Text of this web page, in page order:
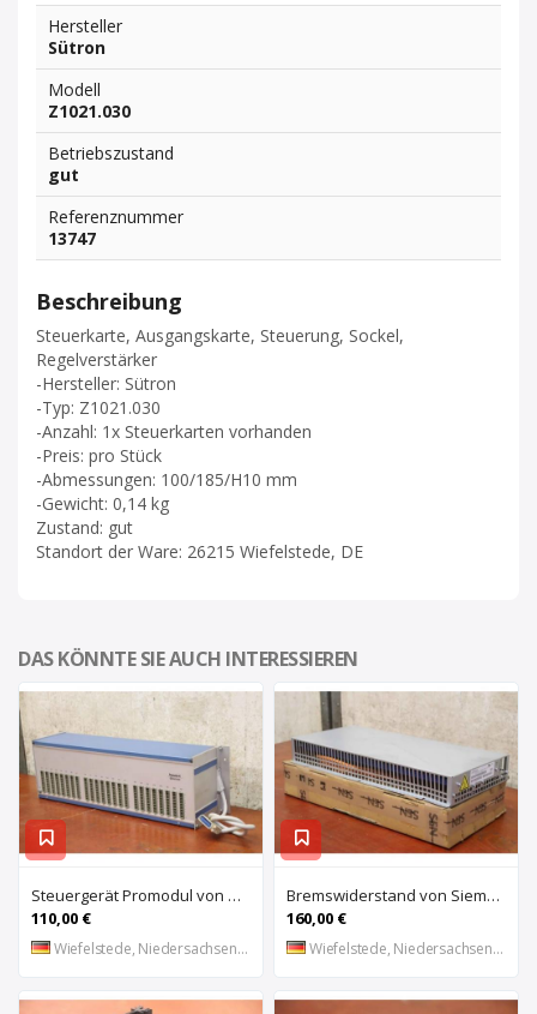
Hersteller
Sütron
Modell
Z1021.030
Betriebszustand
gut
Referenznummer
13747
Beschreibung
Steuerkarte, Ausgangskarte, Steuerung, Sockel,
Regelverstärker
-Hersteller: Sütron
-Typ: Z1021.030
-Anzahl: 1x Steuerkarten vorhanden
-Preis: pro Stück
-Abmessungen: 100/185/H10 mm
-Gewicht: 0,14 kg
Zustand: gut
Standort der Ware: 26215 Wiefelstede, DE
DAS KÖNNTE SIE AUCH INTERESSIEREN
Steuergerät Promodul von Schleicher Ilsemann – KEG 24-30 KCD 1
110,00 €
Wiefelstede, Niedersachsen, DE
Bremswiderstand von Siemens – 6SL3100-1BE21-3AA0
160,00 €
Wiefelstede, Niedersachsen, DE